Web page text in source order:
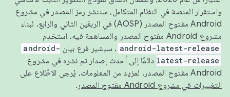
واستقرار المنصة في النظام المتكامل، سننشر رمز المصدر في مشروع
Android مفتوح المصدر (AOSP) في الربعَين الثاني والرابع. لبناء
مشروع Android مفتوح المصدر والمساهمة فيه، استخدِم
android-latest-release . سيشير فرع بيان android-
latest-release دائمًا إلى أحدث إصدار تم نشره في مشروع
Android مفتوح المصدر. لمزيد من المعلومات، يُرجى الاطّلاع على
التغييرات في مشروع Android مفتوح المصدر
.